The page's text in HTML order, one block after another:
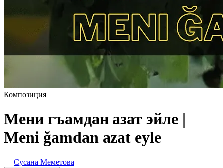
Композиция
Мени гъамдан азат эйле |
Meni ğamdan azat eyle
— Сусана Меметова